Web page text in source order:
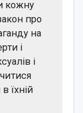
кожну
про
на
і
і
їхній